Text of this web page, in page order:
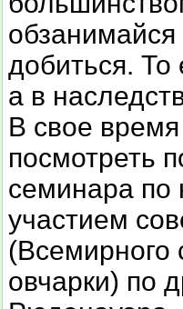
добиться. То
а в
В свое
посмотреть
семинара по
участием
(Всемирного
овчарки) по